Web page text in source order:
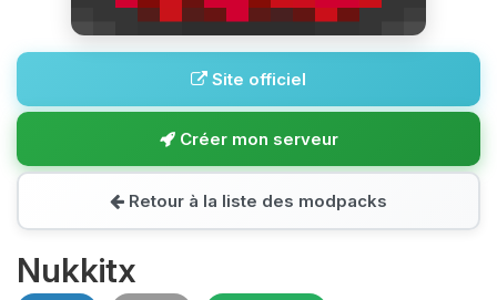
Site officiel
Créer mon serveur
Retour à la liste des modpacks
Nukkitx